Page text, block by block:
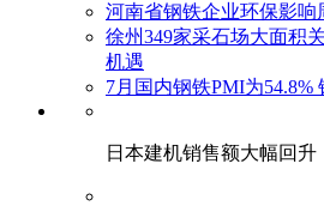
河南省钢铁企业环保影响
徐州349家采石场大面积
机遇
7月国内钢铁PMI为54.8%
日本建机销售额大幅回升